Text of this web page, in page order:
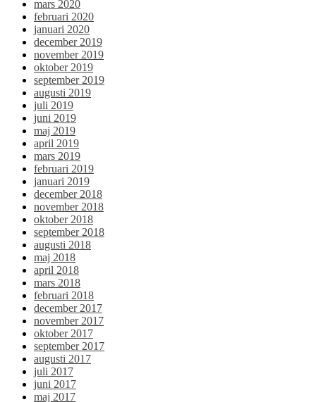
mars 2020
februari 2020
januari 2020
december 2019
november 2019
oktober 2019
september 2019
augusti 2019
juli 2019
juni 2019
maj 2019
april 2019
mars 2019
februari 2019
januari 2019
december 2018
november 2018
oktober 2018
september 2018
augusti 2018
maj 2018
april 2018
mars 2018
februari 2018
december 2017
november 2017
oktober 2017
september 2017
augusti 2017
juli 2017
juni 2017
maj 2017